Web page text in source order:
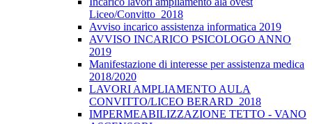
Liceo/Convitto_2018
Avviso incarico assistenza informatica 2019
AVVISO INCARICO PSICOLOGO ANNO
2019
Manifestazione di interesse per assistenza medica
2018/2020
LAVORI AMPLIAMENTO AULA
CONVITTO/LICEO BERARD_2018
IMPERMEABILIZZAZIONE TETTO - VANO